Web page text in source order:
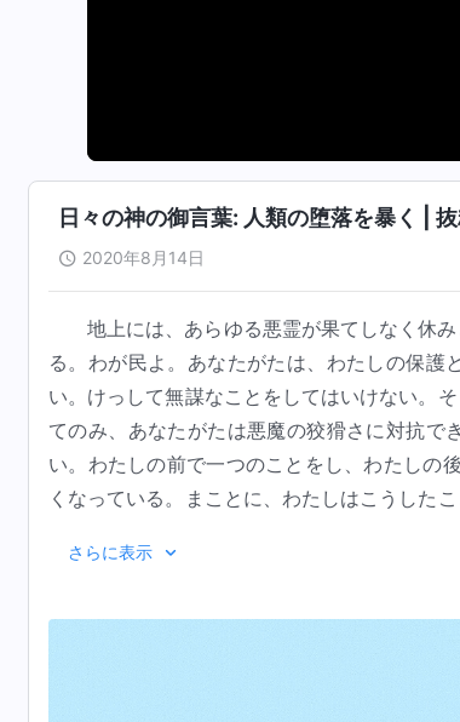
日々の神の御言葉: 人類の堕落を暴く |
2020年8月14日
地上には、あらゆる悪霊が果てしなく休
る。わが民よ。あなたがたは、わたしの保護
い。けっして無謀なことをしてはいけない。
てのみ、あなたがたは悪魔の狡猾さに対抗で
い。わたしの前で一つのことをし、わたしの
くなっている。まことに、わたしはこうした
の運命を確実なものにするためなのだ。サタ
空虚なものとなり、決意は穢れた霊に食べ尽
の働きを妨害するために利用される。わたし
さらに表示